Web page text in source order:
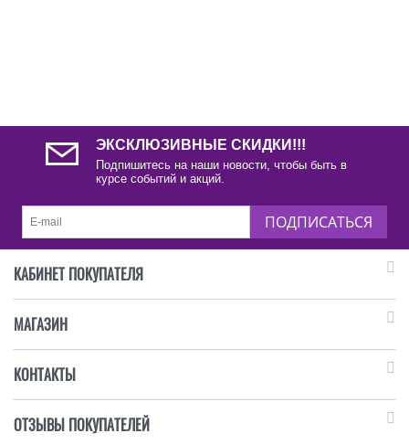
ЭКСКЛЮЗИВНЫЕ СКИДКИ!!!
Подпишитесь на наши новости, чтобы быть в
курсе событий и акций.
ПОДПИСАТЬСЯ
КАБИНЕТ ПОКУПАТЕЛЯ
МАГАЗИН
КОНТАКТЫ
ОТЗЫВЫ ПОКУПАТЕЛЕЙ